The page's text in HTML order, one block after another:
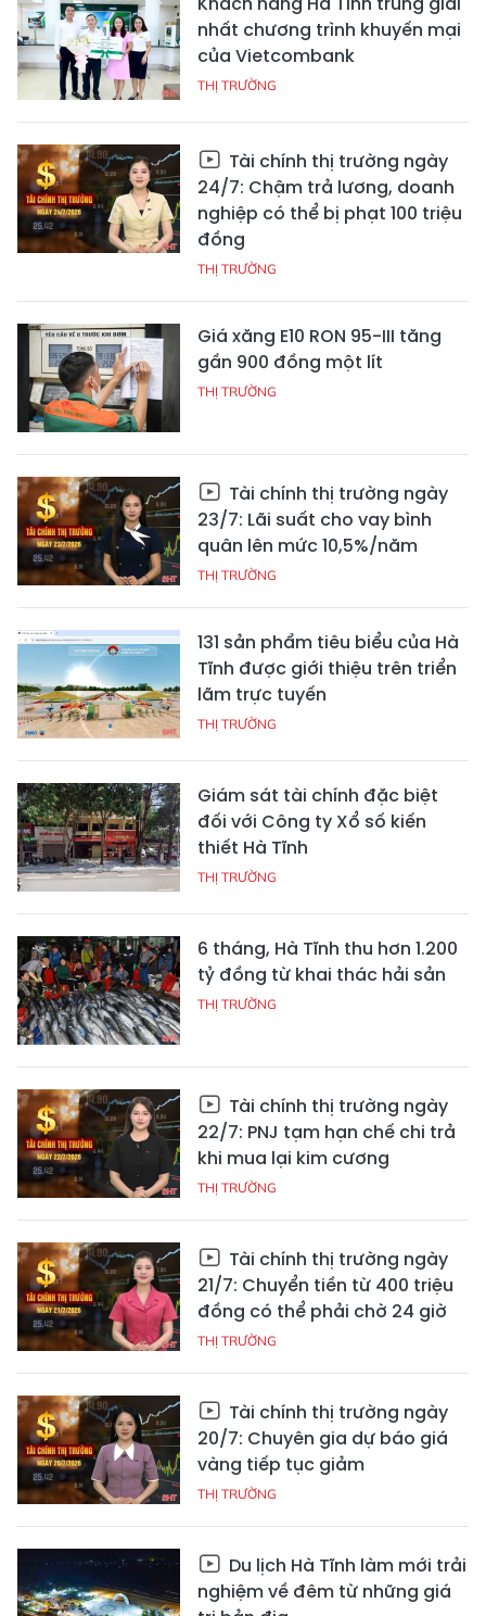
nhất chương trình khuyến mại
của Vietcombank
THỊ TRƯỜNG
Tài chính thị trường ngày
24/7: Chậm trả lương, doanh
nghiệp có thể bị phạt 100 triệu
đồng
THỊ TRƯỜNG
Giá xăng E10 RON 95-III tăng
gần 900 đồng một lít
THỊ TRƯỜNG
Tài chính thị trường ngày
23/7: Lãi suất cho vay bình
quân lên mức 10,5%/năm
THỊ TRƯỜNG
131 sản phẩm tiêu biểu của Hà
Tĩnh được giới thiệu trên triển
lãm trực tuyến
THỊ TRƯỜNG
Giám sát tài chính đặc biệt
đối với Công ty Xổ số kiến
thiết Hà Tĩnh
THỊ TRƯỜNG
6 tháng, Hà Tĩnh thu hơn 1.200
tỷ đồng từ khai thác hải sản
THỊ TRƯỜNG
Tài chính thị trường ngày
22/7: PNJ tạm hạn chế chi trả
khi mua lại kim cương
THỊ TRƯỜNG
Tài chính thị trường ngày
21/7: Chuyển tiền từ 400 triệu
đồng có thể phải chờ 24 giờ
THỊ TRƯỜNG
Tài chính thị trường ngày
20/7: Chuyên gia dự báo giá
vàng tiếp tục giảm
THỊ TRƯỜNG
Du lịch Hà Tĩnh làm mới trải
nghiệm về đêm từ những giá